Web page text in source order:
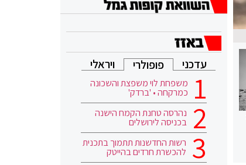
עדכני פופולרי ויראלי
משפחת לוי משפצת והשכונה
כמרקחה • 'ברדק'
נהרסה טחנת הקמח הישנה
בכניסה לירושלים
רשות החדשנות תתמוך בתכנית
להכשרת חרדים בהייטק